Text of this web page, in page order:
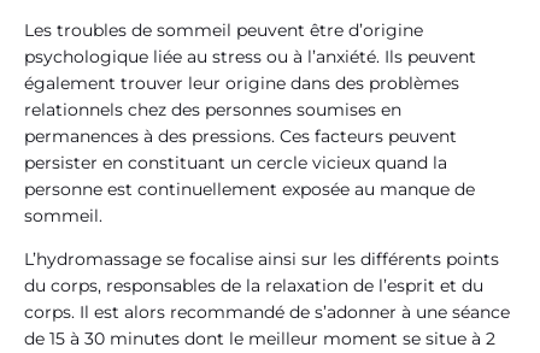
Les troubles de sommeil peuvent être d’origine
psychologique liée au stress ou à l’anxiété. Ils peuvent
également trouver leur origine dans des problèmes
relationnels chez des personnes soumises en
permanences à des pressions. Ces facteurs peuvent
persister en constituant un cercle vicieux quand la
personne est continuellement exposée au manque de
sommeil.
L’hydromassage se focalise ainsi sur les différents points
du corps, responsables de la relaxation de l’esprit et du
corps. Il est alors recommandé de s’adonner à une séance
de 15 à 30 minutes dont le meilleur moment se situe à 2